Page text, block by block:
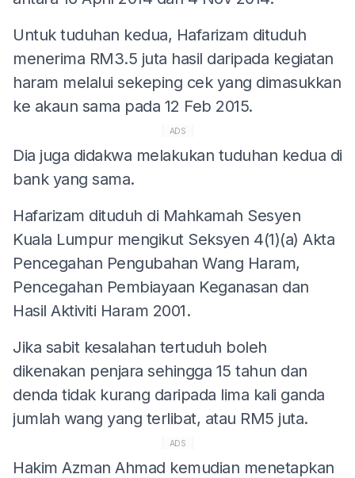
Untuk tuduhan kedua, Hafarizam dituduh
menerima RM3.5 juta hasil daripada kegiatan
haram melalui sekeping cek yang dimasukkan
ke akaun sama pada 12 Feb 2015.
ADS
Dia juga didakwa melakukan tuduhan kedua di
bank yang sama.
Hafarizam dituduh di Mahkamah Sesyen
Kuala Lumpur mengikut Seksyen 4(1)(a) Akta
Pencegahan Pengubahan Wang Haram,
Pencegahan Pembiayaan Keganasan dan
Hasil Aktiviti Haram 2001.
Jika sabit kesalahan tertuduh boleh
dikenakan penjara sehingga 15 tahun dan
denda tidak kurang daripada lima kali ganda
jumlah wang yang terlibat, atau RM5 juta.
ADS
Hakim Azman Ahmad kemudian menetapkan